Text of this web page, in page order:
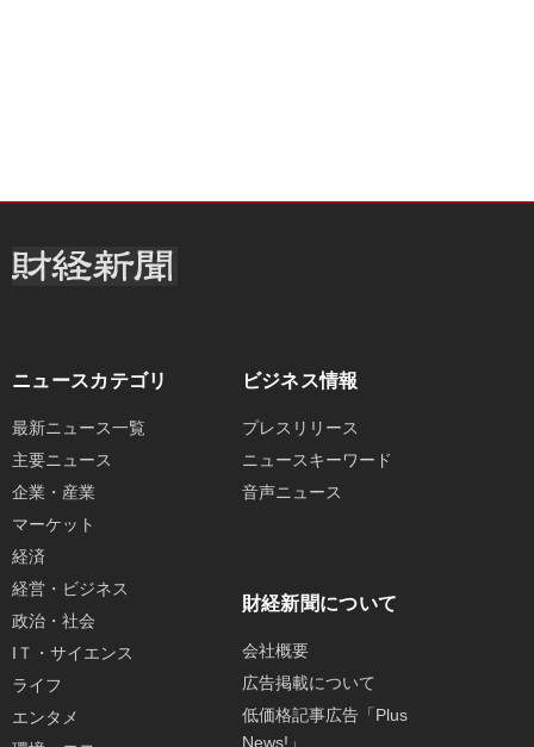
ニュースカテゴリ
最新ニュース一覧
主要ニュース
企業・産業
マーケット
経済
経営・ビジネス
政治・社会
IＴ・サイエンス
ライフ
エンタメ
ビジネス情報
プレスリリース
ニュースキーワード
音声ニュース
財経新聞について
会社概要
広告掲載について
低価格記事広告「Plus
News!」